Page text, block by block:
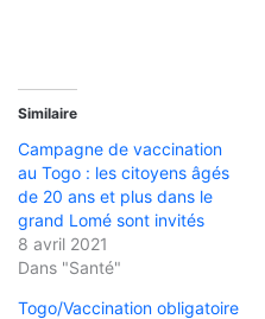
Similaire
Campagne de vaccination
au Togo : les citoyens âgés
de 20 ans et plus dans le
grand Lomé sont invités
8 avril 2021
Dans "Santé"
Togo/Vaccination obligatoire